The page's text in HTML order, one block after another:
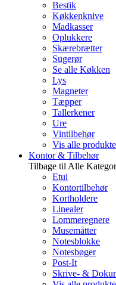
Bestik
Køkkenknive
Madkasser
Oplukkere
Skærebrætter
Sugerør
Se alle Køkken
Lys
Magneter
Tæpper
Tallerkener
Ure
Vintilbehør
Vis alle
Kontor & Tilbehør
Tilbage til Alle
Etui
Kontortilbehør
Kortholdere
Linealer
Lommeregnere
Musemåtter
Notesblokke
Notesbøger
Post-It
Skrive- &